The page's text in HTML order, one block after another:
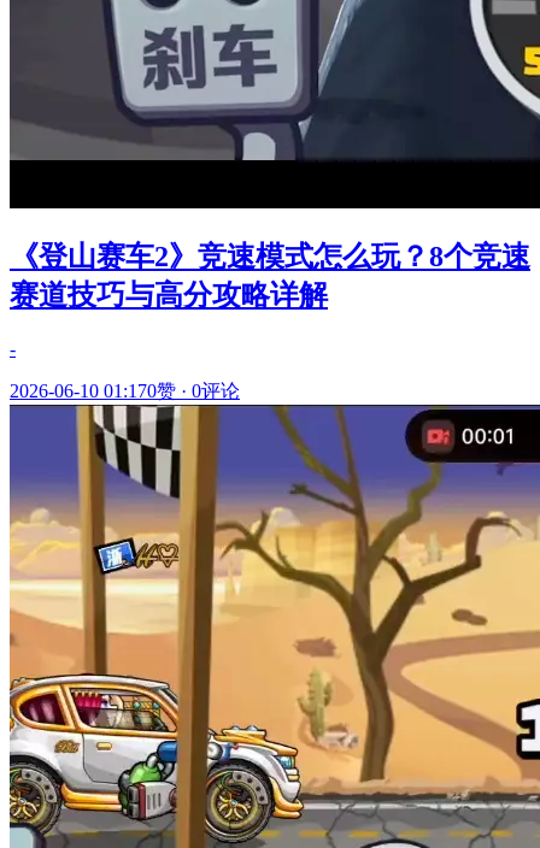
《登山赛车2》竞速模式怎么玩？8个竞速
赛道技巧与高分攻略详解
-
2026-06-10 01:170赞 · 0评论